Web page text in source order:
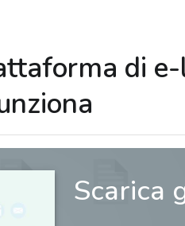
di
Scarica